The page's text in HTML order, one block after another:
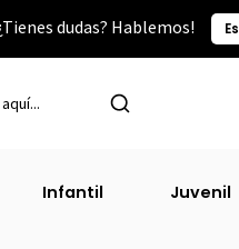
dudas? Hablemos!
Infantil Juvenil